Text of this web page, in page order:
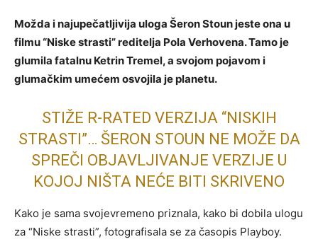
Možda i najupečatljivija uloga Šeron Stoun jeste ona u
filmu “Niske strasti” reditelja Pola Verhovena. Tamo je
glumila fatalnu Ketrin Tremel, a svojom pojavom i
glumačkim umećem osvojila je planetu.
STIŽE R-RATED VERZIJA “NISKIH
STRASTI”… ŠERON STOUN NE MOŽE DA
SPREČI OBJAVLJIVANJE VERZIJE U
KOJOJ NIŠTA NEĆE BITI SKRIVENO
Kako je sama svojevremeno priznala, kako bi dobila ulogu
za “Niske strasti”, fotografisala se za časopis Playboy.